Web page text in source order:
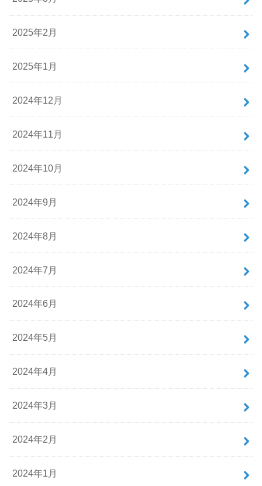
2025年2月
2025年1月
2024年12月
2024年11月
2024年10月
2024年9月
2024年8月
2024年7月
2024年6月
2024年5月
2024年4月
2024年3月
2024年2月
2024年1月